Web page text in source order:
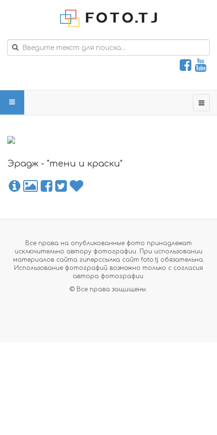
Эрадж - "тени и краски"
Все права на опубликованные фото принадлежат
исключительно автору фотографии. При использовании
материалов сайта гиперссылка сайт foto.tj обязательна.
Использование фотографий возможно только с согласия
автора фотографии.
© Все права защищены.